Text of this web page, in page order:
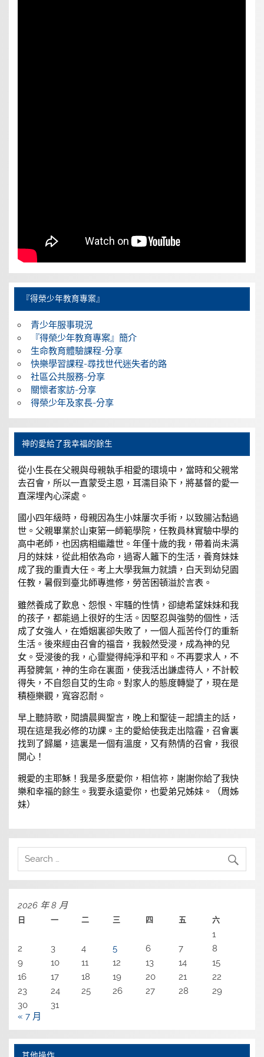
『得榮少年教育專案』
青少年服事現況
『得榮少年教育專案』簡介
生命教育體驗課程-分享
快樂學習課程-尋找世代迷失者的路
社區公共服務-分享
關懷者家訪-分享
得榮少年及家長-分享
神的愛給了我幸福的餘生
從小生長在父親與母親執手相愛的環境中，當時和父親常
去召會，所以一直蒙受主恩，耳濡目染下，將基督的愛一
直深埋內心深處。
國小四年級時，母親因為生小妹屢次手術，以致腸沾黏過
世。父親畢業於山東第一師範學院，任教員林實驗中學的
高中老師，也因病相繼離世。年僅十歲的我，帶着尚未满
月的妹妹，從此相依為命，過寄人籬下的生活，養育妹妹
成了我的重責大任。考上大學我無力就讀，白天到幼兒園
任教，暑假到臺北師專進修，勞苦困頓溢於言表。
雖然養成了歎息、怨恨、牢騷的性情，卻總希望妹妹和我
的孩子，都能過上很好的生活。因堅忍與強勢的個性，活
成了女強人，在婚姻裏卻失敗了，一個人孤苦伶仃的重新
生活。後來經由召會的福音，我毅然受浸，成為神的兒
女。受浸後的我，心靈變得純淨和平和。不再要求人，不
再發脾氣，神的生命在裏面，使我活出謙虛待人，不計較
得失，不自怨自艾的生命。對家人的態度轉變了，現在是
積極樂觀，寬容忍耐。
早上聽詩歌，閱讀晨興聖言，晚上和聖徒ㄧ起讀主的話，
現在這是我必修的功課。主的愛給使我走出陰霾，召會裏
找到了歸屬，這裏是一個有溫度，又有熱情的召會，我很
開心！
親愛的主耶穌！我是多麽愛你，相信祢，謝謝你給了我快
樂和幸福的餘生。我要永遠愛你，也愛弟兄姊妹。（周姊
妹）
2026 年 8 月
日 一 二 三 四 五 六
1
2
3 4 5 6 7
8
9
10 11 12 13 14
15
16
17 18 19 20 21
22
23
24 25 26 27 28
29
30
31
« 7 月